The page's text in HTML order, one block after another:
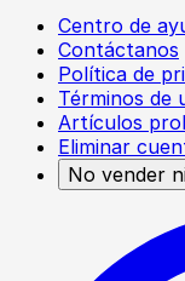
Centro de
Contáctanos
Política de
Términos de
Artículos
Eliminar
No vender